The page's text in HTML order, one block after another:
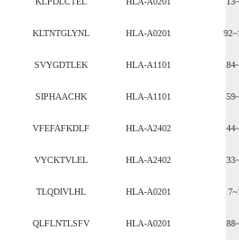
KLTNTGLYNL HLA-A0201
SVYGDTLEK HLA-A1101
SIPHAACHK HLA-A1101
VFEFAFKDLF HLA-A2402
VYCKTVLEL HLA-A2402
TLQDIVLHL HLA-A0201
QLFLNTLSFV HLA-A0201